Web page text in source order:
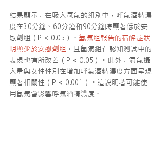
結果顯示，在吸入氫氣的組別中，呼氣酒精濃
度在30分鐘、60分鐘和90分鐘時顯著低於安
慰劑組（P < 0.05）。 氫氣組報告的宿醉症狀
明顯少於安慰劑組 ，且氫氣組在認知測試中的
表現也有所改善（P < 0.05）。此外，氫氣攝
入量與女性性別在增加呼氣酒精濃度方面呈現
顯著相關性（P < 0.001）。這說明著可能使
用氫氣會影響呼氣酒精濃度。